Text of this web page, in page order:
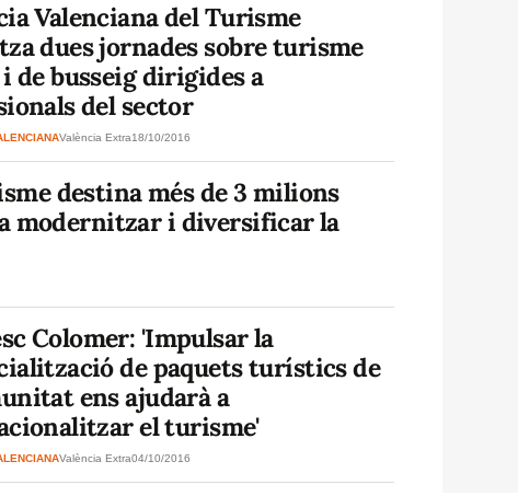
Valenciana del Turisme
dues jornades sobre turisme
de busseig dirigides a
del sector
València Extra18/10/2016
destina més de 3 milions
modernitzar i diversificar la
Colomer: 'Impulsar la
de paquets turístics de
ens ajudarà a
el turisme'
València Extra04/10/2016